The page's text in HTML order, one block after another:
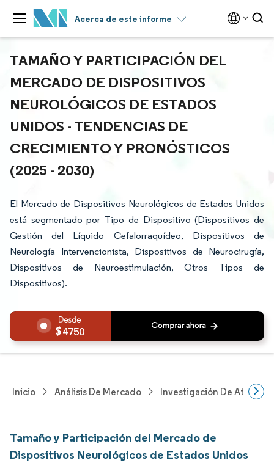
Acerca de este informe
TAMAÑO Y PARTICIPACIÓN DEL
MERCADO DE DISPOSITIVOS
NEUROLÓGICOS DE ESTADOS
UNIDOS - TENDENCIAS DE
CRECIMIENTO Y PRONÓSTICOS
(2025 - 2030)
El Mercado de Dispositivos Neurológicos de Estados Unidos
está segmentado por Tipo de Dispositivo (Dispositivos de
Gestión del Líquido Cefalorraquídeo, Dispositivos de
Neurología Intervencionista, Dispositivos de Neurocirugía,
Dispositivos de Neuroestimulación, Otros Tipos de
Dispositivos).
4750
Inicio Análisis De Mercado Investigación De
Tamaño y Participación del Mercado de
Dispositivos Neurológicos de Estados Unidos